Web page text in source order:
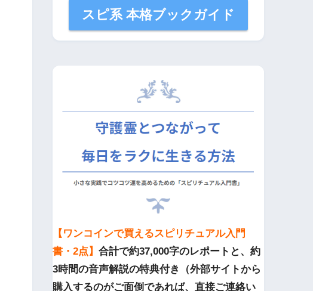
スピ系 本格ブックガイド
【ワンコインで買えるスピリチュアル入門
書・2点】 合計で約37,000字のレポートと、約
3時間の音声解説の特典付き（外部サイトから
購入するのがご面倒であれば、直接ご連絡い